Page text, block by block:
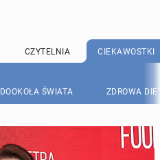
CZYTELNIA CIEKAWOSTKI
DOOKOŁA ŚWIATA ZDROWA